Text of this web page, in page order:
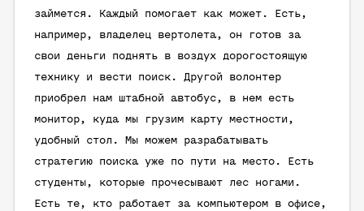
займется. Каждый помогает как может. Есть,
например, владелец вертолета, он готов за
свои деньги поднять в воздух дорогостоящую
технику и вести поиск. Другой волонтер
приобрел нам штабной автобус, в нем есть
монитор, куда мы грузим карту местности,
удобный стол. Мы можем разрабатывать
стратегию поиска уже по пути на место. Есть
студенты, которые прочесывают лес ногами.
Есть те, кто работает за компьютером в офисе,